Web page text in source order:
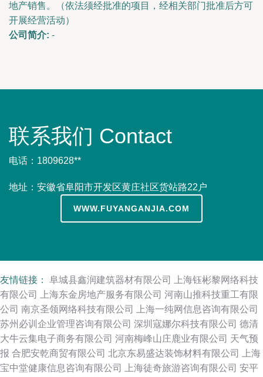
地产销售。（依法须经批准的项目，经相关部门批准后方可
开展经营活动）
公司简介: -
联系我们 Contact
电话：1809628**
地址：安徽省阜阳市开发区黄庄社区货站路22户
WWW.FUYANGANJIA.COM
友情链接： 阜城县鑫润建筑器材有限公司
上海钰彬黎网络科技
有限公司
上海东金房地产服务有限公司 河南山推科技重工有限
公司 南京圣领网络科技有限公司
上海一纯网信息咨询有限公司
苏州必训企业管理咨询有限公司 深圳寇娜尔科技有限公司 德清
大牛云集电子商务有限公司 河南梅峰山庄鹿业有限公司 天气预
报 合肥安乾商贸有限公司 北京东易盛达装饰材料有限公司
上海
宝中堂健康信息咨询有限公司
上海徒奇旅游咨询有限公司 安平